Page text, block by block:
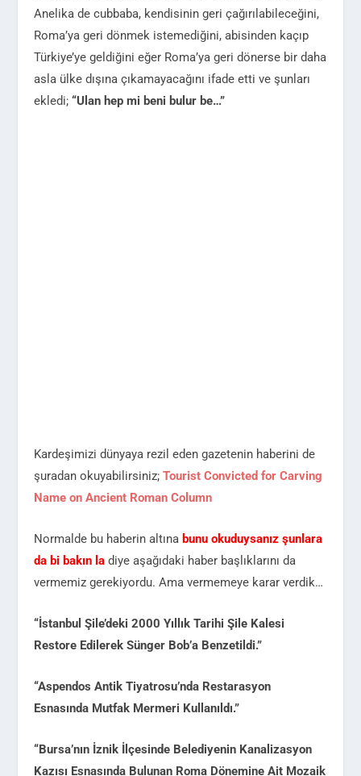
Anelika de cubbaba, kendisinin geri çağırılabileceğini,
Roma’ya geri dönmek istemediğini, abisinden kaçıp
Türkiye’ye geldiğini eğer Roma’ya geri dönerse bir daha
asla ülke dışına çıkamayacağını ifade etti ve şunları
ekledi;“Ulan hep mi beni bulur be…”
Kardeşimizi dünyaya rezil eden gazetenin haberini de
şuradan okuyabilirsiniz;Tourist Convicted for Carving
Name on Ancient Roman Column
Normalde bu haberin altına bunu okuduysanız şunlara
da bi bakın la diye aşağıdaki haber başlıklarını da
vermemiz gerekiyordu. Ama vermemeye karar verdik…
“İstanbul Şile’deki 2000 Yıllık Tarihi Şile Kalesi
Restore Edilerek Sünger Bob’a Benzetildi.”
“Aspendos Antik Tiyatrosu’nda Restarasyon
Esnasında Mutfak Mermeri Kullanıldı.”
“Bursa’nın İznik İlçesinde Belediyenin Kanalizasyon
Kazısı Esnasında Bulunan Roma Dönemine Ait Mozaik